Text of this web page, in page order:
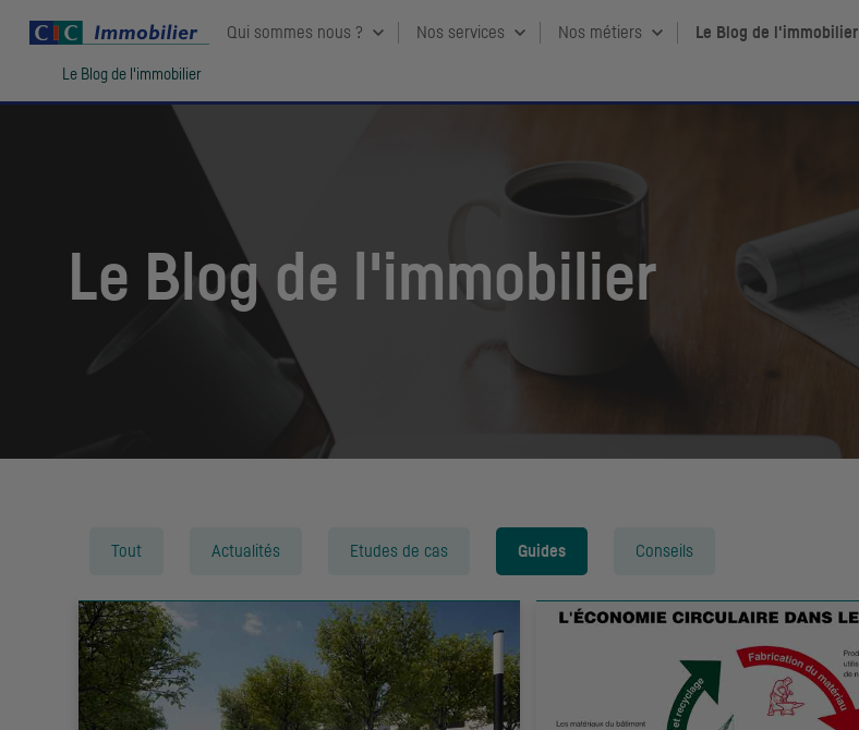
Qui sommes nous ? Nos services Nos métiers Le Blog de l'immobilier
Vous êtes ici:
Le Blog de l'immobilier
Le Blog de l'immobilier
Tout Actualités Etudes de cas Guides Conseils